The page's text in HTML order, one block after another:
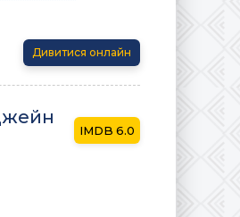
Дивитися онлайн
6.0